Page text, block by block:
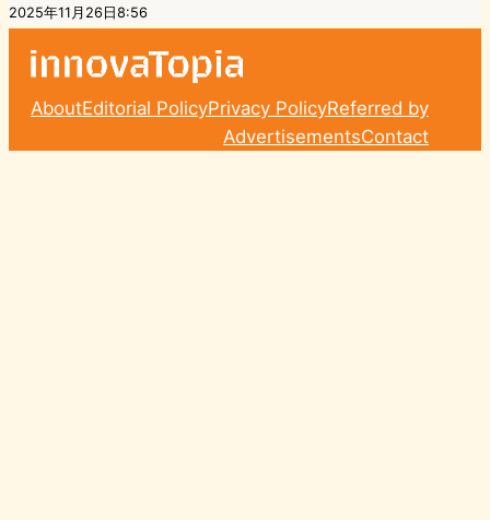
2025年11月26日8:56
AboutEditorial PolicyPrivacy PolicyReferred by
AdvertisementsContact